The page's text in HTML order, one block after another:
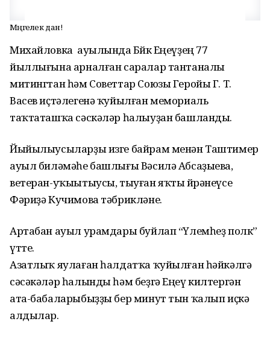
Мәңгелек дан!
Михайловка ауылында Бөйөк Еңеүҙең 77
йыллығына арналған саралар тантаналы
митингтан һәм Советтар Союзы Геройы Г. Т.
Васев иҫтәлегенә ҡуйылған мемориаль
таҡтаташҡа сәскәләр һалыуҙан башланды.
Йыйылыусыларҙы изге байрам менән Таштимер
ауыл биләмәһе башлығы Вәсилә Абсаҙыева,
ветеран-уҡыытыусы, тыуған яҡты өйрәнеүсе
Фәриҙә Кучимова тәбрикләне.
Артабан ауыл урамдары буйлап “Үлемһеҙ полк”
үтте.
Азатлыҡ яулаған һалдатҡа ҡуйылған һәйкәлгә
сәсәкәләр һалынды һәм беҙгә Еңеү килтергән
ата-бабаларыбыҙҙы бер минут тын ҡалып иҫкә
алдылар.